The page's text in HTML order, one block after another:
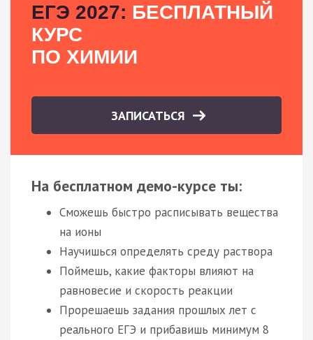
ЕГЭ 2027: БЕСПЛАТНЫЙ
КУРС
ПО ХИМИИ
ЗАПИСАТЬСЯ
На бесплатном демо-курсе ты:
Сможешь быстро расписывать вещества
на ионы
Научишься определять среду раствора
Поймешь, какие факторы влияют на
равновесие и скорость реакции
Прорешаешь задания прошлых лет с
реального ЕГЭ и прибавишь минимум 8